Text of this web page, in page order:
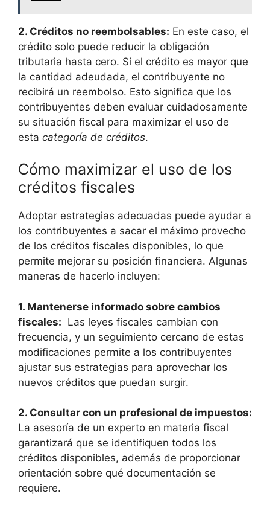
2.⁣ Créditos⁤ no reembolsables: En este caso, el
crédito solo puede reducir ​la⁤ obligación
tributaria hasta ⁣cero. Si‌ el crédito es mayor ⁢que
‍la cantidad adeudada, ⁣el⁢ contribuyente no
recibirá un⁢ reembolso.⁣ Esto significa que‌ los
‍contribuyentes​ deben ⁢evaluar cuidadosamente
su situación ‍fiscal⁢ para maximizar el uso de
esta categoría de créditos.
Cómo maximizar el⁢ uso de los
créditos fiscales
Adoptar estrategias adecuadas puede ayudar a
los contribuyentes a sacar el máximo provecho
de ⁤los ​créditos ⁣fiscales disponibles, lo que⁣
permite ‌mejorar su posición financiera. Algunas
maneras de hacerlo incluyen:
1. ⁣Mantenerse informado ⁣sobre cambios
‍fiscales: ⁣ Las⁣ leyes fiscales‍ cambian ​con
frecuencia, y un seguimiento cercano de estas
modificaciones ​permite a⁤ los contribuyentes
ajustar sus ⁤estrategias para aprovechar los
nuevos créditos que puedan surgir.
2. Consultar con un profesional ‍de impuestos:
La asesoría de un experto en materia fiscal
garantizará que se identifiquen⁣ todos los
créditos‌ disponibles, ⁢además de proporcionar⁤
orientación sobre qué documentación se
requiere.